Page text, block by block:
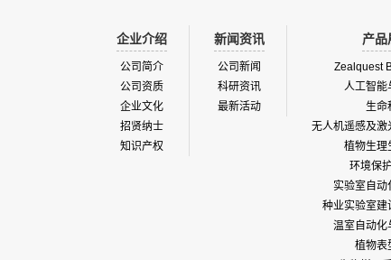
企业介绍
公司简介
公司资质
企业文化
招贤纳士
知识产权
新闻资讯
公司新闻
科研资讯
最新活动
产品
Zealquest
人工智能
生命
无人机遥感及激
植物生理
环境保
实验室自动
种业实验室建
温室自动化
植物表